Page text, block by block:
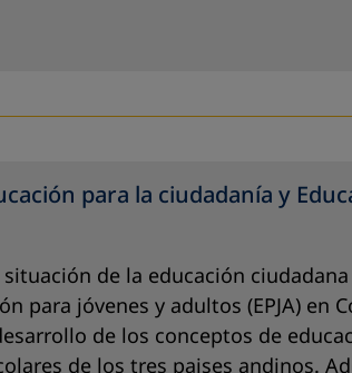
para la ciudadanía y
de la educación
para jóvenes y adultos (EPJA) en
de los conceptos de
de los tres paises andinos.